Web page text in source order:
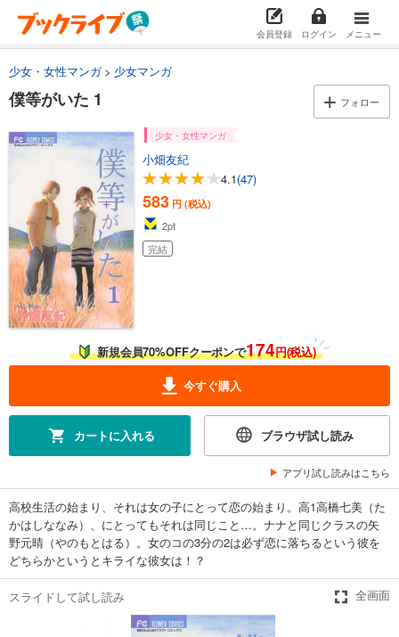
会員登録 ログイン メニュー
少女・女性マンガ 少女マンガ
僕等がいた 1 フォロー
少女・女性マンガ
小畑友紀
4.1(47)
583 円 (税込)
2pt
完結
新規会員70%OFFクーポンで174円(税込)
今すぐ購入
カートに入れる ブラウザ試し読み
アプリ試し読みはこちら
高校生活の始まり、それは女の子にとって恋の始まり。高1高橋七美（た
かはしななみ）、にとってもそれは同じこと…。ナナと同じクラスの矢
野元晴（やのもとはる）。女のコの3分の2は必ず恋に落ちるという彼を
どちらかというとキライな彼女は！？
スライドして試し読み 全画面